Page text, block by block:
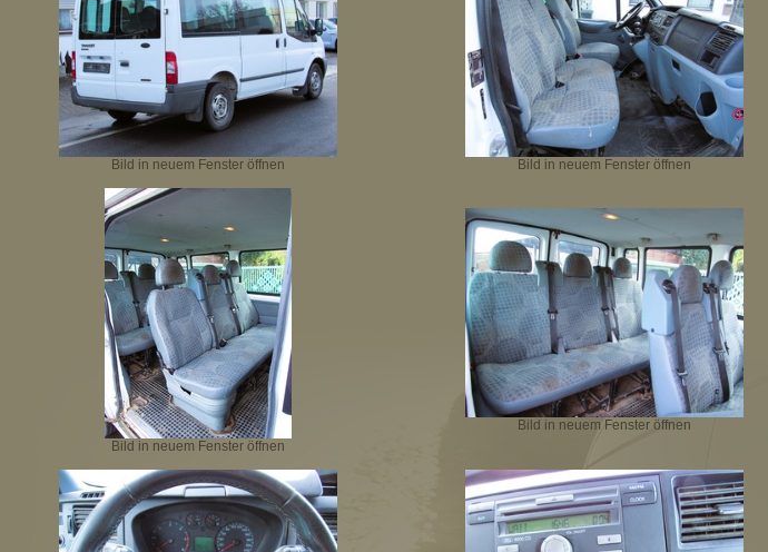
Bild in neuem Fenster öffnen Bild in neuem Fenster öffnen
Bild in neuem Fenster öffnen
Bild in neuem Fenster öffnen